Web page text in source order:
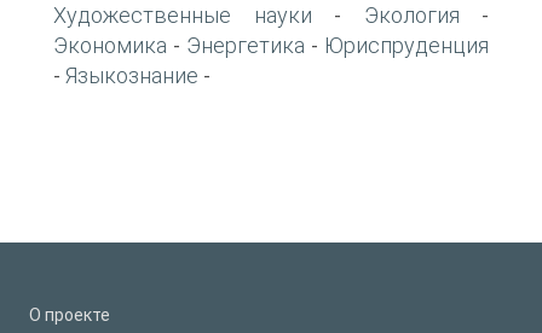
Художественные науки - Экология -
Экономика - Энергетика - Юриспруденция
- Языкознание -
О проекте